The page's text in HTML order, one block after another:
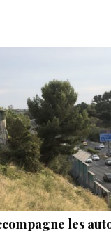
les